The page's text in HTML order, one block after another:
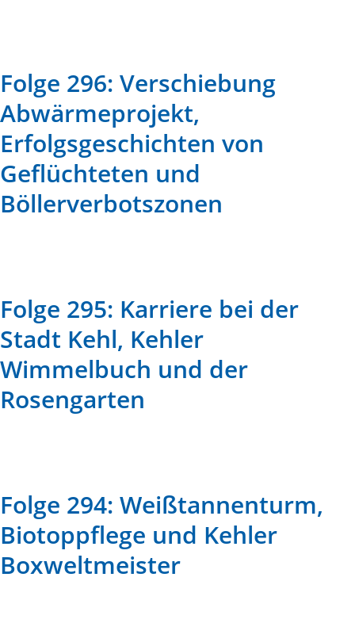
Folge 296: Verschiebung
Abwärmeprojekt,
Erfolgsgeschichten von
Geflüchteten und
Böllerverbotszonen
Folge 295: Karriere bei der
Stadt Kehl, Kehler
Wimmelbuch und der
Rosengarten
Folge 294: Weißtannenturm,
Biotoppflege und Kehler
Boxweltmeister